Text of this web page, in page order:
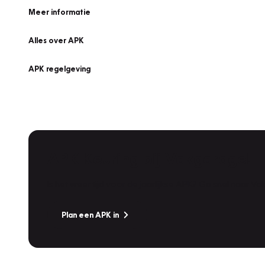
Meer informatie
Alles over APK
APK regelgeving
Plan een APK in